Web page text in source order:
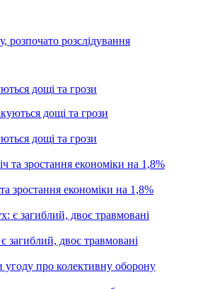
розслідування
дощі та грози
дощі та грози
зростання економіки на 1,8%
загиблий, двоє травмовані